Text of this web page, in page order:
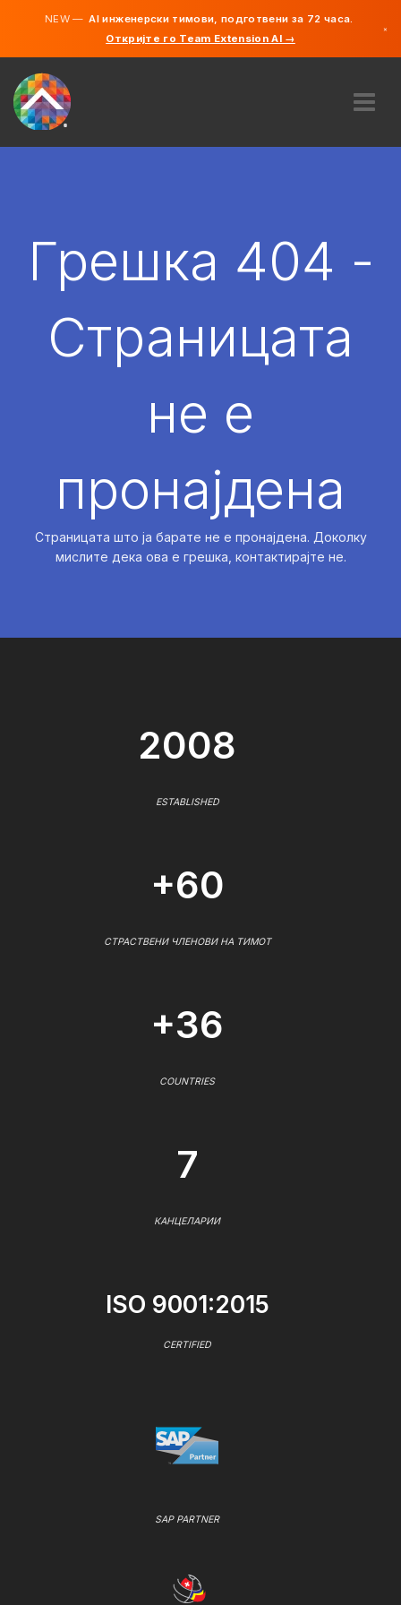
NEW —AI инженерски тимови, подготвени за 72 часа.
Откријте го Team Extension AI →
×
АНГАЖИРАЈ
Грешка 404 -
Страницата
не е
пронајдена
Страницата што ја барате не е пронајдена. Доколку
мислите дека ова е грешка, контактирајте не.
2008
ESTABLISHED
+60
СТРАСТВЕНИ ЧЛЕНОВИ НА ТИМОТ
+36
COUNTRIES
7
КАНЦЕЛАРИИ
ISO 9001:2015
CERTIFIED
SAP PARTNER